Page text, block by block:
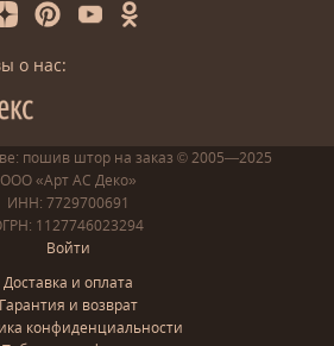
о нас:
пошив штор на заказ © 2005—2025
ООО «Арт АС Деко»
ИНН: 7729700691
1127746023294
Войти
Доставка и оплата
Гарантия и возврат
конфиденциальности